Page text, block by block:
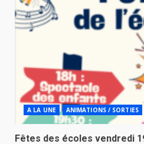
A LA UNE ANIMATIONS / SORTIES
Fêtes des écoles vendredi